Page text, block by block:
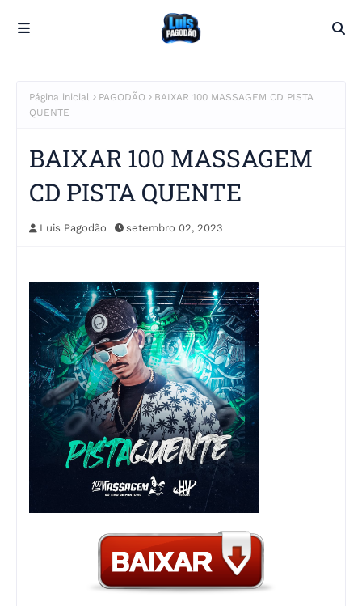
Página inicial PAGODÃO
BAIXAR 100 MASSAGEM CD PISTA
QUENTE
BAIXAR 100 MASSAGEM
CD PISTA QUENTE
Luis Pagodão setembro 02, 2023